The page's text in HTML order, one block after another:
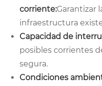
corriente:Garantizar
infraestructura
Capacidad de
posibles corrientes
segura.
Condiciones